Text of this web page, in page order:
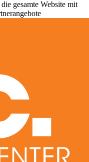
gesamte Website mit